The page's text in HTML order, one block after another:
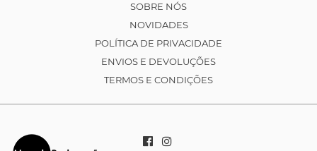
SOBRE NÓS
NOVIDADES
POLÍTICA DE PRIVACIDADE
ENVIOS E DEVOLUÇÕES
TERMOS E CONDIÇÕES